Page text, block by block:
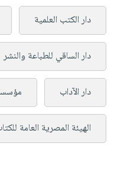
دار الكتب العلمية
دار الساقي للطباعة والنشر
دار الآداب
الهيئة المصرية العامة